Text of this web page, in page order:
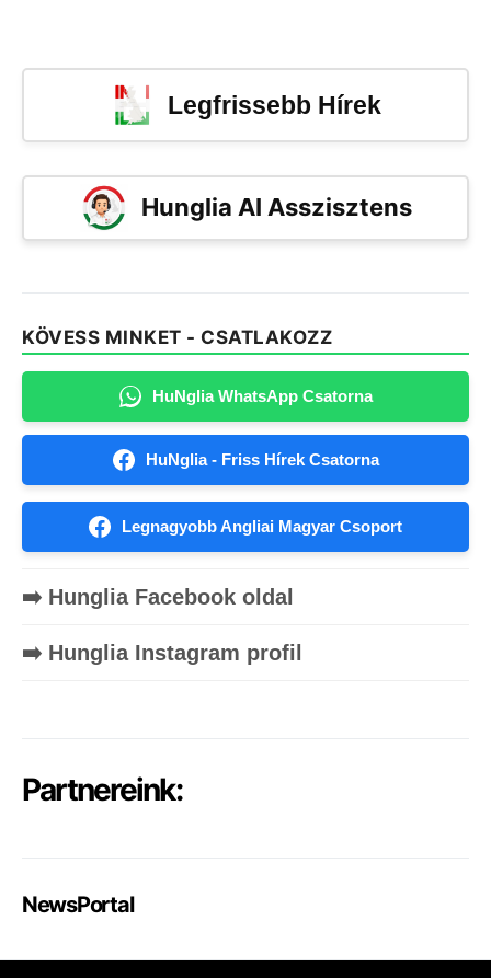
Legfrissebb Hírek
Hunglia AI Asszisztens
KÖVESS MINKET - CSATLAKOZZ
HuNglia WhatsApp Csatorna
HuNglia - Friss Hírek Csatorna
Legnagyobb Angliai Magyar Csoport
➡️ Hunglia Facebook oldal
➡️ Hunglia Instagram profil
Partnereink:
NewsPortal